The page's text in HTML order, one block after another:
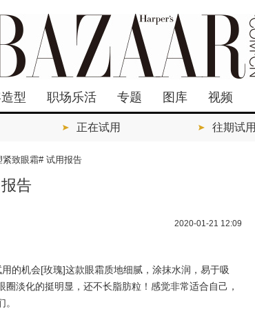
型 职场乐活 专题 图库 视频
正在试用 往期试用
致眼霜# 试用报告
告
2020-01-21 12:09
的机会[玫瑰]这款眼霜质地细腻，涂抹水润，易于吸
淡化的挺明显，还不长脂肪粒！感觉非常适合自己，